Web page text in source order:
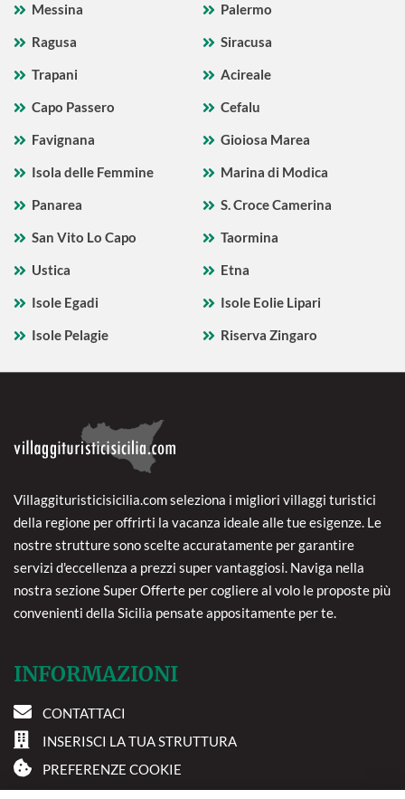
Messina
Palermo
Ragusa
Siracusa
Trapani
Acireale
Capo Passero
Cefalu
Favignana
Gioiosa Marea
Isola delle Femmine
Marina di Modica
Panarea
S. Croce Camerina
San Vito Lo Capo
Taormina
Ustica
Etna
Isole Egadi
Isole Eolie Lipari
Isole Pelagie
Riserva Zingaro
Villaggituristicisicilia.com seleziona i migliori villaggi turistici
della regione per offrirti la vacanza ideale alle tue esigenze. Le
nostre strutture sono scelte accuratamente per garantire
servizi d'eccellenza a prezzi super vantaggiosi. Naviga nella
nostra sezione Super Offerte per cogliere al volo le proposte più
convenienti della Sicilia pensate appositamente per te.
INFORMAZIONI
CONTATTACI
INSERISCI LA TUA STRUTTURA
PREFERENZE COOKIE